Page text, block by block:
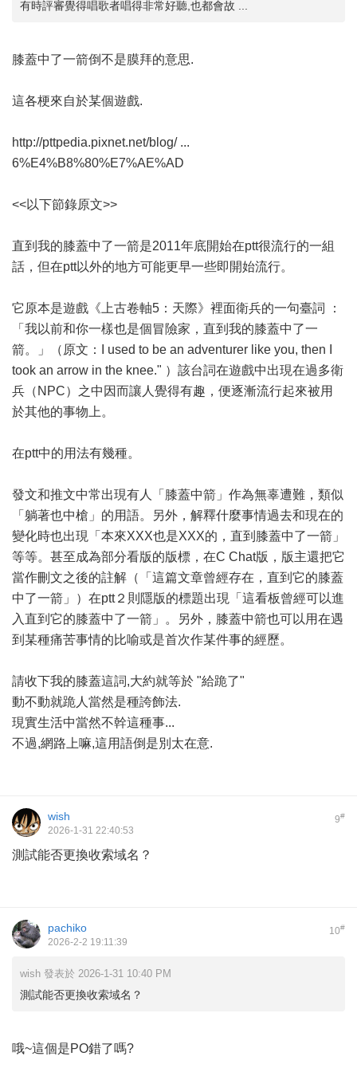
有時評審覺得唱歌者唱得非常好聽,也都會故 ...
膝蓋中了一箭倒不是膜拜的意思.
這各梗來自於某個遊戲.
http://pttpedia.pixnet.net/blog/ ...
6%E4%B8%80%E7%AE%AD
<<以下節錄原文>>
直到我的膝蓋中了一箭是2011年底開始在ptt很流行的一組
話，但在ptt以外的地方可能更早一些即開始流行。
它原本是遊戲《上古卷軸5：天際》裡面衛兵的一句臺詞 ：
「我以前和你一樣也是個冒險家，直到我的膝蓋中了一
箭。」（原文：I used to be an adventurer like you, then I
took an arrow in the knee." ）該台詞在遊戲中出現在過多衛
兵（NPC）之中因而讓人覺得有趣，便逐漸流行起來被用
於其他的事物上。
在ptt中的用法有幾種。
發文和推文中常出現有人「膝蓋中箭」作為無辜遭難，類似
「躺著也中槍」的用語。另外，解釋什麼事情過去和現在的
變化時也出現「本來XXX也是XXX的，直到膝蓋中了一箭」
等等。甚至成為部分看版的版標，在C Chat版，版主還把它
當作刪文之後的註解（「這篇文章曾經存在，直到它的膝蓋
中了一箭」）在ptt２則隱版的標題出現「這看板曾經可以進
入直到它的膝蓋中了一箭」。另外，膝蓋中箭也可以用在遇
到某種痛苦事情的比喻或是首次作某件事的經歷。
請收下我的膝蓋這詞,大約就等於 "給跪了"
動不動就跪人當然是種誇飾法.
現實生活中當然不幹這種事...
不過,網路上嘛,這用語倒是別太在意.
9#
wish
2026-1-31 22:40:53
測試能否更換收索域名？
10#
pachiko
2026-2-2 19:11:39
wish 發表於 2026-1-31 10:40 PM
測試能否更換收索域名？
哦~這個是PO錯了嗎?